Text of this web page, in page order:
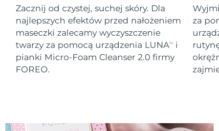
Zacznij od czystej, suchej skóry. Dla
najlepszych efektów przed nałożeniem
maseczki zalecamy wyczyszczenie
twarzy za pomocą urządzenia LUNATM
i
pianki Micro-Foam Cleanser 2.0 firmy
FOREO.
za
Republika
Południowej Afryki
Oczekiwany czas dostawy
19/8/26
Korea Południowa
Oczekiwany czas dostawy
13/8/26